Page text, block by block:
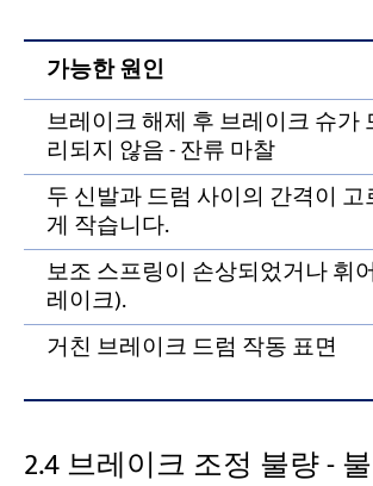
가능한 원인
브레이크 해제 후 브레이크 슈가
리되지 않음 - 잔류 마찰
두 신발과 드럼 사이의 간격이
게 작습니다.
보조 스프링이 손상되었거나 휘
레이크).
거친 브레이크 드럼 작동 표면
2.4 브레이크 조정 불량 -